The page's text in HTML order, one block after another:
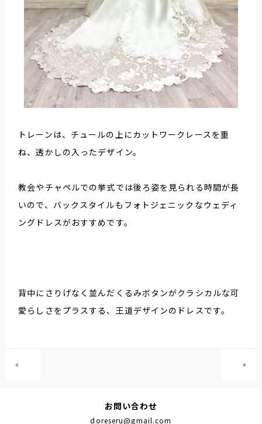
トレーンは、チュールの上にカットワークレースを重
ね、透かしの入ったデザイン。
教会やチャペルでの挙式では後ろ姿を見られる時間が長
いので、バックスタイルもフォトジェニックなウェディ
ングドレスがおすすめです。
背中にさりげなく並んだくるみボタンがクラシカルな可
愛らしさをプラスする、王道デザインのドレスです。
« »
お問い合わせ
doreseru@gmail.com